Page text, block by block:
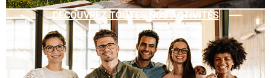
DÉCOUVREZ TOUTES NOS ACTIVITÉS